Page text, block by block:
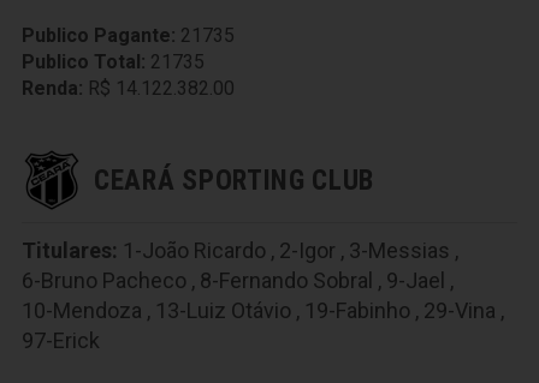
Publico Pagante: 21735
Publico Total: 21735
Renda: R$ 14.122.382.00
CEARÁ SPORTING CLUB
Titulares: 1-João Ricardo , 2-Igor , 3-Messias ,
6-Bruno Pacheco , 8-Fernando Sobral , 9-Jael ,
10-Mendoza , 13-Luiz Otávio , 19-Fabinho , 29-Vina ,
97-Erick